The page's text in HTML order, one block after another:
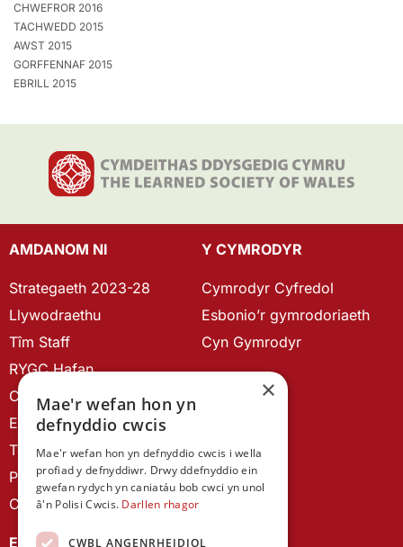
CHWEFROR 2016
TACHWEDD 2015
AWST 2015
GORFFENNAF 2015
EBRILL 2015
AMDANOM NI
Strategaeth 2023-28
Llywodraethu
Tîm Staff
RYGC Hafan
Canllawiau brandio
Ein Hanes
Telerau ac Amodau
Polisi Preifatrwydd
Cysylltu â ni
Y CYMRODYR
Cymrodyr Cyfredol
Esbonio’r gymrodoriaeth
Cyn Gymrodyr
EIN CYHOEDDIADAU
×
Mae'r wefan hon yn
defnyddio cwcis
Mae'r wefan hon yn defnyddio cwcis i wella
profiad y defnyddiwr. Drwy ddefnyddio ein
gwefan rydych yn caniatáu bob cwci yn unol
â'n Polisi Cwcis. Darllen rhagor
CWBL ANGENRHEIDIOL